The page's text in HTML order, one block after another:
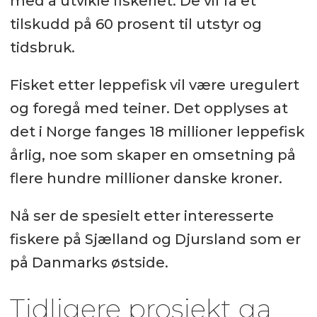
tilskudd på 60 prosent til utstyr og
tidsbruk.
Fisket etter leppefisk vil være uregulert
og foregå med teiner. Det opplyses at
det i Norge fanges 18 millioner leppefisk
årlig, noe som skaper en omsetning på
flere hundre millioner danske kroner.
Nå ser de spesielt etter interesserte
fiskere på Sjælland og Djursland som er
på Danmarks østside.
Tidligere prosjekt ga